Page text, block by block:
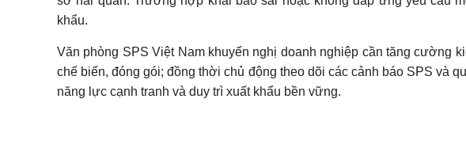
khẩu.
Văn phòng SPS Việt Nam khuyến nghị doanh nghiệp cần tăng cường
chế biến, đóng gói; đồng thời chủ động theo dõi các cảnh báo SPS và
năng lực cạnh tranh và duy trì xuất khẩu bền vững.